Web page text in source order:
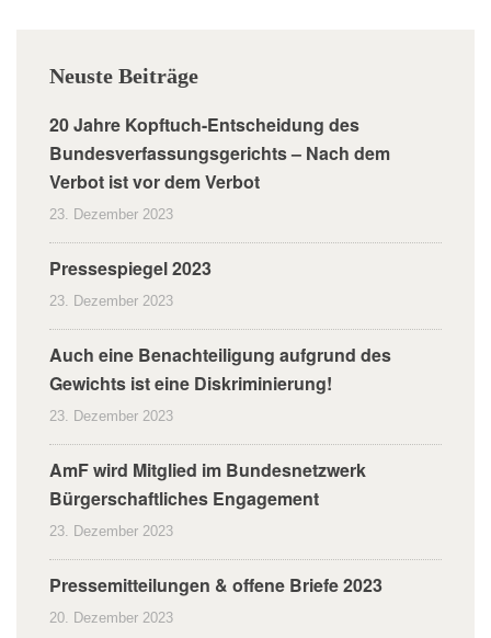
Neuste Beiträge
20 Jahre Kopftuch-Entscheidung des
Bundesverfassungsgerichts – Nach dem
Verbot ist vor dem Verbot
23. Dezember 2023
Pressespiegel 2023
23. Dezember 2023
Auch eine Benachteiligung aufgrund des
Gewichts ist eine Diskriminierung!
23. Dezember 2023
AmF wird Mitglied im Bundesnetzwerk
Bürgerschaftliches Engagement
23. Dezember 2023
Pressemitteilungen & offene Briefe 2023
20. Dezember 2023